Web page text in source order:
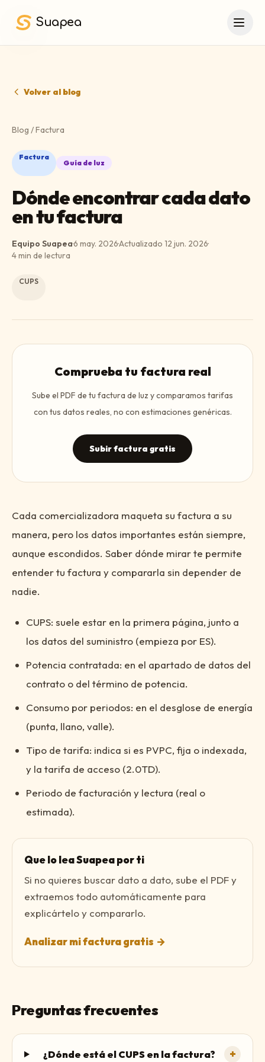
Suapea
Volver al blog
Blog /Factura
Factura
Guía de luz
Dónde encontrar cada dato
en tu factura
Equipo Suapea·6 may. 2026·Actualizado 12 jun. 2026·
4min de lectura
CUPS
Comprueba tu factura real
Sube el PDF de tu factura de luz y comparamos tarifas
con tus datos reales, no con estimaciones genéricas.
Subir factura gratis
Cada comercializadora maqueta su factura a su
manera, pero los datos importantes están siempre,
aunque escondidos. Saber dónde mirar te permite
entender tu factura y compararla sin depender de
nadie.
CUPS: suele estar en la primera página, junto a
los datos del suministro (empieza por ES).
Potencia contratada: en el apartado de datos del
contrato o del término de potencia.
Consumo por periodos: en el desglose de energía
(punta, llano, valle).
Tipo de tarifa: indica si es PVPC, fija o indexada,
y la tarifa de acceso (2.0TD).
Periodo de facturación y lectura (real o
estimada).
Que lo lea Suapea por ti
Si no quieres buscar dato a dato, sube el PDF y
extraemos todo automáticamente para
explicártelo y compararlo.
Analizar mi factura gratis →
Preguntas frecuentes
¿Dónde está el CUPS en la factura? +